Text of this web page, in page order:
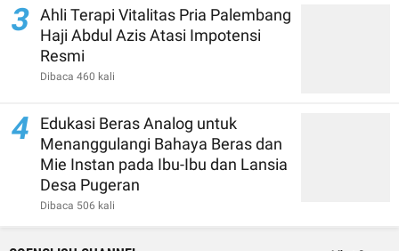
3 Ahli Terapi Vitalitas Pria Palembang
Haji Abdul Azis Atasi Impotensi
Resmi
Dibaca 460 kali
4
Edukasi Beras Analog untuk
Menanggulangi Bahaya Beras dan
Mie Instan pada Ibu-Ibu dan Lansia
Desa Pugeran
Dibaca 506 kali